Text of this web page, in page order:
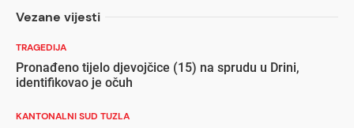
Vezane vijesti
TRAGEDIJA
Pronađeno tijelo djevojčice (15) na sprudu u Drini,
identifikovao je očuh
KANTONALNI SUD TUZLA